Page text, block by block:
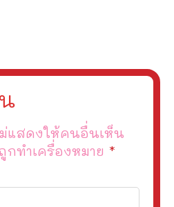
แสดงให้คนอื่นเห็น
ทำเครื่องหมาย *